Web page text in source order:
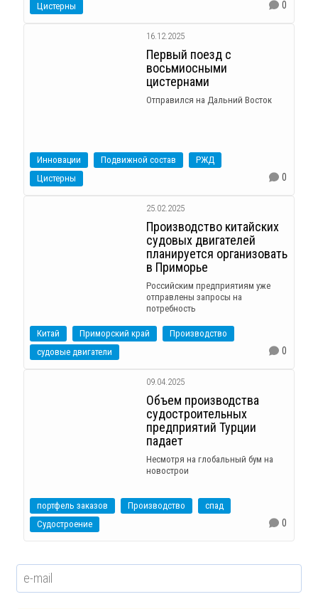
Цистерны 0
16.12.2025
Первый поезд с
восьмиосными
цистернами
Отправился на Дальний Восток
Инновации Подвижной состав
РЖД
Цистерны
0
25.02.2025
Производство китайских
судовых двигателей
планируется организовать
в Приморье
Российским предприятиям уже
отправлены запросы на
потребность
Китай Приморский край
Производство
судовые двигатели
0
09.04.2025
Объем производства
судостроительных
предприятий Турции
падает
Несмотря на глобальный бум на
новострои
портфель заказов Производство
спад
Судостроение
0